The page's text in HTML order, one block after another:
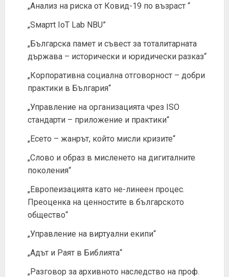
„Анализ на риска от Ковид-19 по възраст “
„Sмартt IoT Lab NBU”
„Българска памет и съвест за тоталитарната
държава – исторически и юридически разказ“
„Корпоративна социална отговорност – добри
практики в България“
„Управление на организацията чрез ISO
стандарти – приложение и практики“
„Есето – жанрът, който мисли кризите“
„Слово и образ в мисленето на дигиталните
поколения“
„Европеизацията като не-линеен процес.
Преоценка на ценностите в българското
общество“
„Управление на виртуални екипи“
„Адът и Раят в Библията“
„Разговор за архивното наследство на проф.